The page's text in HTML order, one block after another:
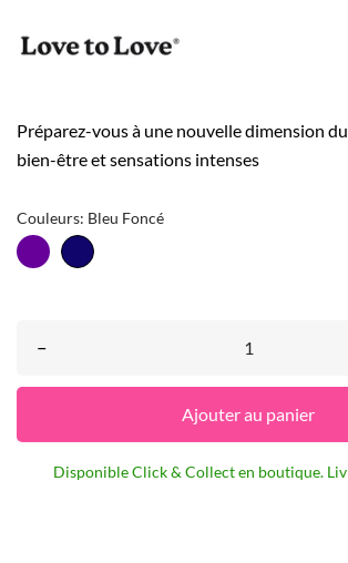
Préparez-vous à une nouvelle dimension
bien-être et sensations intenses
Couleurs: Bleu Foncé
VioletBleu
–
Ajouter au panier
Disponible Click & Collect en boutique.